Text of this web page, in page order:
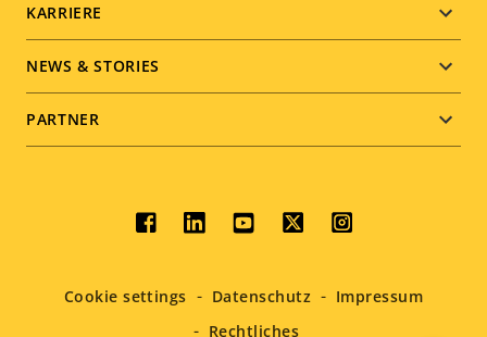
KARRIERE
NEWS & STORIES
PARTNER
Social
menu
Cookie settings Datenschutz
Impressum
Rechtliches